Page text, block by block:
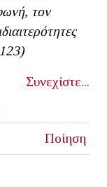
τον
Συνεχίστε...
Ποίηση